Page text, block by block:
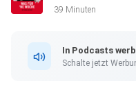
39 Minuten
In Podcasts
Schalte jetzt